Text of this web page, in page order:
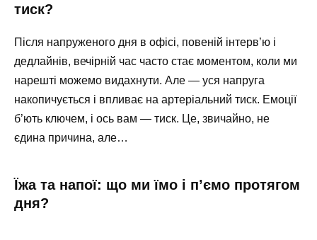
тиск?
Після напруженого дня в офісі, повеній інтерв’ю і
дедлайнів, вечірній час часто стає моментом, коли ми
нарешті можемо видахнути. Але — уся напруга
накопичується і впливає на артеріальний тиск. Емоції
б’ють ключем, і ось вам — тиск. Це, звичайно, не
єдина причина, але…
Їжа та напої: що ми їмо і п’ємо протягом
дня?